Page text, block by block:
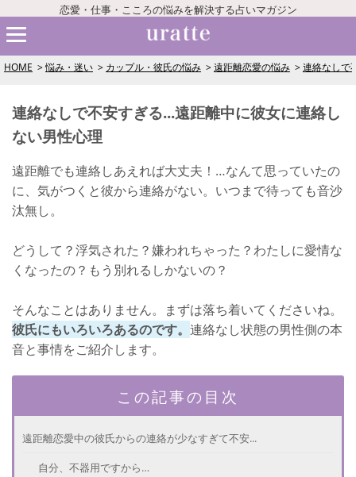
恋愛・仕事・こころの悩みを解決する占いマガジン
HOME 悩み・迷い カップル・彼氏の悩み 遠距離恋愛の悩み 連絡なしで
連絡なしで不安すぎる...遠距離中に彼女に連絡し
ない男性心理
遠距離でも連絡しあえれば大丈夫！…なんて思っていたの
に、気がつくと彼から連絡がない。いつまで待っても音沙
汰無し。
どうして？浮気された？嫌われちゃった？わたしに愛情な
くなったの？もう別れるしかないの？
そんなことはありません。まずは落ち着いてくださいね。
彼氏にもいろいろあるのです。 連絡なし状態の男性側の本
音と事情をご紹介します。
この記事の目次
遠距離恋愛中の彼氏からの連絡が少なすぎて不安...
自分、不器用ですから…